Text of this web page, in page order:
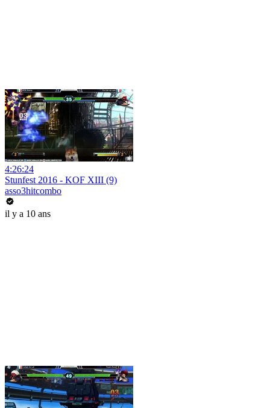
4:26:24
Stunfest 2016 - KOF XIII (9)
asso3hitcombo
il y a 10 ans